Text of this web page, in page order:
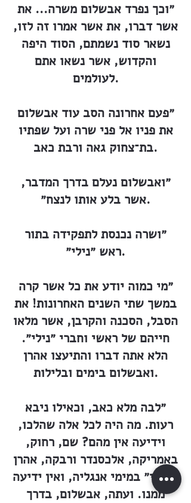
״וכך נפרד אבשלום משרה... את
אשר דברו, את אשר אמרו זה לזו,
נשאר סוד נשמתם, הסוד היפה
והקדוש, אשר נשאו אתם
לעולמים.
״פעם אחרונה הסב עוד אבשלום
את פניו אל פני שרה ועל שפתיו
בת־צחוק גאה ורבת כאב.
״ואבשלום נעלם בדרך המדבר,
אשר בלע אותו לנצח״.
״ושרה נכנסת לתפקידה בתור
ראש ״נילי״.
״מי כמוה יודע את כל אשר קרה
במשך שתי השנים האחרונות! את
הסבל, הסכנה והקרבן, אשר מלאו
חייהם של ראשי וחברי ״נילי״.
הלא אתה דברו והתיעצו אהרן
ואבשלום בימים ובלילות.
״לבה מלא כאב, וכאילו ניבא
רעות. מה היה לכל אלה שהלכו,
וידיעה אין מהם? שם, רחוק,
באמריקה, אלכסנדר ורבקה, אהרן
״שבוי״ במימי אנגליה, ואין ידיעה
ממנו. ועתה, אבשלום, בדרך